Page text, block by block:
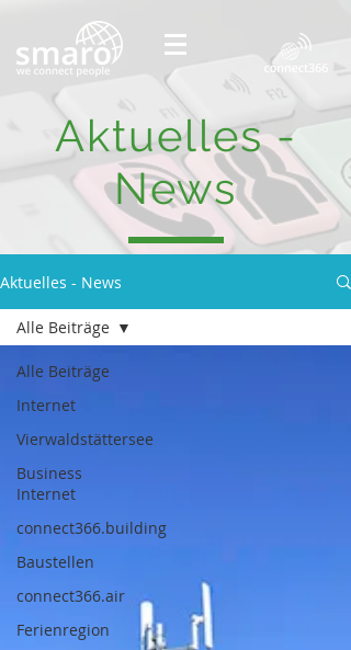
Aktuelles -
News
Aktuelles - News
Alle Beiträge
Internet
Vierwaldstättersee
Business
Internet
connect366.building
Baustellen
connect366.air
Ferienregion
Alle Beiträge